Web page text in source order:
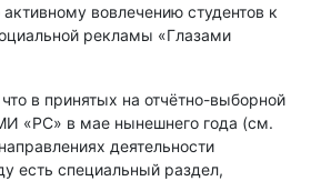
вовлечению студентов к
рекламы «Глазами
в принятых на отчётно-выборной
«РС» в мае нынешнего года (см.
деятельности
есть специальный раздел,